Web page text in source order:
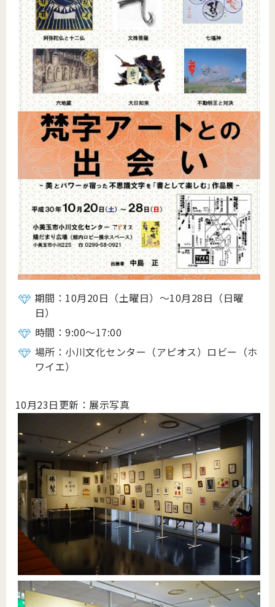
期間：10月20日（土曜日）～10月28日（日曜
日）
時間：9:00～17:00
場所：小川文化センター（アピオス）ロビー（ホ
ワイエ）
10月23日更新：展示写真